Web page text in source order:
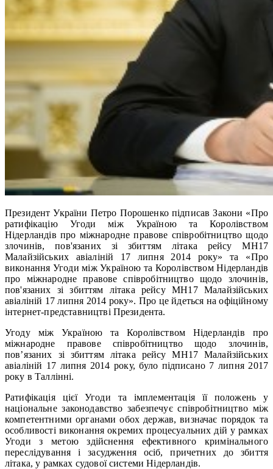
Президент України Петро Порошенко підписав Закони «Про
ратифікацію Угоди між Україною та Королівством
Нідерландів про міжнародне правове співробітництво щодо
злочинів, пов'язаних зі збиттям літака рейсу МН17
Малайзійських авіаліній 17 липня 2014 року» та «Про
виконання Угоди між Україною та Королівством Нідерландів
про міжнародне правове співробітництво щодо злочинів,
пов'язаних зі збиттям літака рейсу МН17 Малайзійських
авіаліній 17 липня 2014 року». Про це йдеться на офіційному
інтернет-представництві Президента.
Угоду між Україною та Королівством Нідерландів про
міжнародне правове співробітництво щодо злочинів,
пов’язаних зі збиттям літака рейсу МН17 Малайзійських
авіаліній 17 липня 2014 року, було підписано 7 липня 2017
року в Таллінні.
Ратифікація цієї Угоди та імплементація її положень у
національне законодавство забезпечує співробітництво між
компетентними органами обох держав, визначає порядок та
особливості виконання окремих процесуальних дій у рамках
Угоди з метою здійснення ефективного кримінального
переслідування і засудження осіб, причетних до збиття
літака, у рамках судової системи Нідерландів.